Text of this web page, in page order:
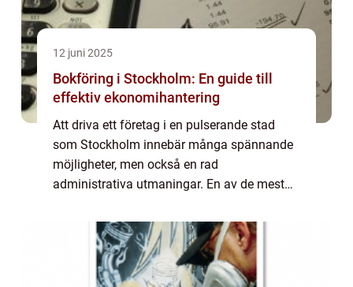
12 juni 2025
Bokföring i Stockholm: En guide till
effektiv ekonomihantering
Att driva ett företag i en pulserande stad
som Stockholm innebär många spännande
möjligheter, men också en rad
administrativa utmaningar. En av de mest
bokföringen. ...